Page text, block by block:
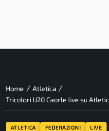
Home / Atletica /
Tricolori U20 Caorle live su
ATLETICA FEDERAZIONI LIVE